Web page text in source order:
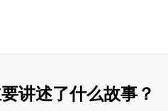
讲述了什么故事？